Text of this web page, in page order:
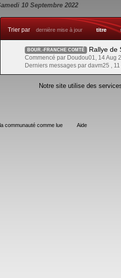
10 Septembre 2022
Trier par dernière mise à jour titre
BOUR.-FRANCHE COMTÉ Rallye de
Commencé par Doudou01, 14 Aug
Derniers messages par davm25 ,
Notre site utilise des
communauté comme lue Aide